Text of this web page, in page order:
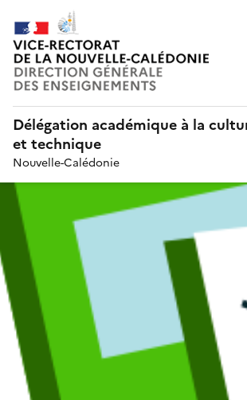
Délégation académique à la
et technique
Nouvelle-Calédonie